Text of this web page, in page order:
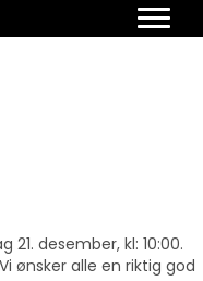
desember, kl: 10:00.
ønsker alle en riktig god